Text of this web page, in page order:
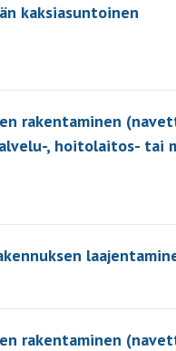
kaksiasuntoinen
rakentaminen
, hoitolaitos- tai
rakentaminen